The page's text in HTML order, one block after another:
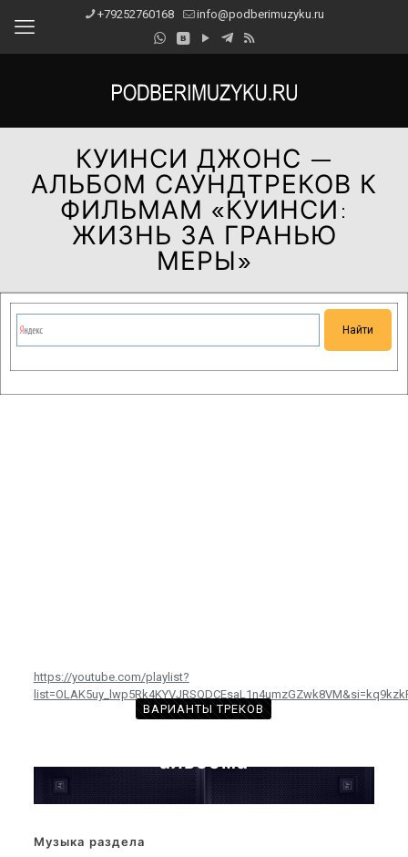
+79252760168 info@podberimuzyku.ru
КУИНСИ ДЖОНС —
АЛЬБОМ САУНДТРЕКОВ К
ФИЛЬМАМ «КУИНСИ:
ЖИЗНЬ ЗА ГРАНЬЮ
МЕРЫ»
https://youtube.com/playlist?
ВАРИАНТЫ ТРЕКОВ
Музыка раздела